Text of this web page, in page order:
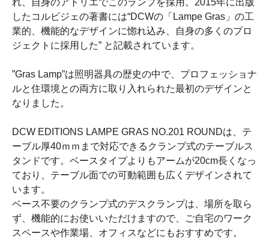
したコルビジェの著書には“DCWの「Lampe Gras」の工
業的、機能的なデザインに惚れ込み、自身の多くのプロ
ジェクトに採用した” と記載されています。
”Gras Lamp”は照明器具の歴史の中で、プロフェッショナ
ルと住環境との両方に取り入れられた最初のデザインと
なりました。
DCW EDITIONS LAMPE GRAS NO.201 ROUNDは、テ
ーブル厚40ｍｍまで対応できるクランプ式のテーブルス
タンドです。ベースタイプよりもアームが20cm長くなっ
ており、テーブル面での可動範囲も広くデザインされて
います。
ベース不要のクランプ式のデスクランプは、場所を取ら
ず、機能的にお使いいただけますので、ご自宅のワーク
スペースや作業場、オフィスなどにもおすすめです。